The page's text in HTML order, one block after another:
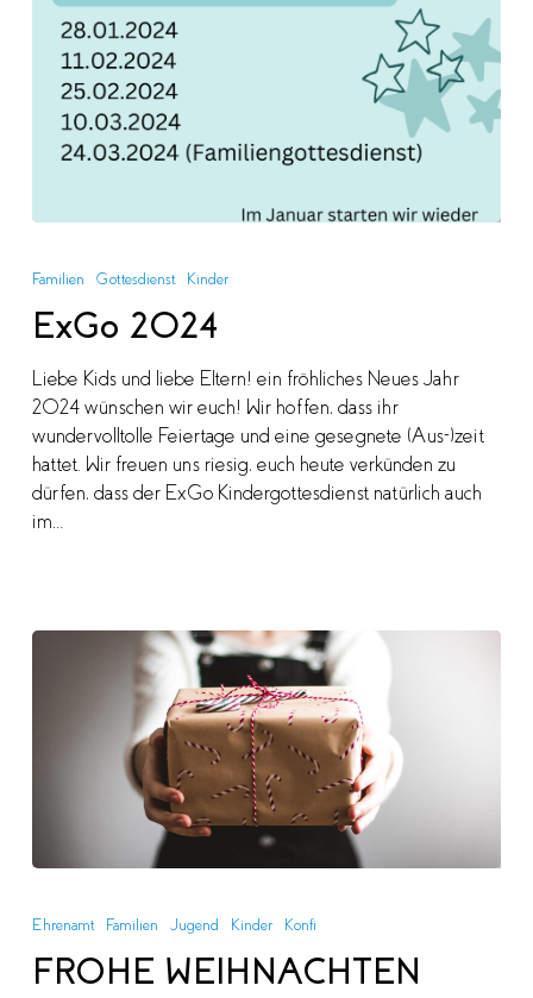
Familien Gottesdienst Kinder
ExGo 2024
Liebe Kids und liebe Eltern! ein fröhliches Neues Jahr
2024 wünschen wir euch! Wir hoffen, dass ihr
wundervolltolle Feiertage und eine gesegnete (Aus-)zeit
hattet. Wir freuen uns riesig, euch heute verkünden zu
dürfen, dass der ExGo Kindergottesdienst natürlich auch
im…
Ehrenamt Familien Jugend Kinder Konfi
FROHE WEIHNACHTEN